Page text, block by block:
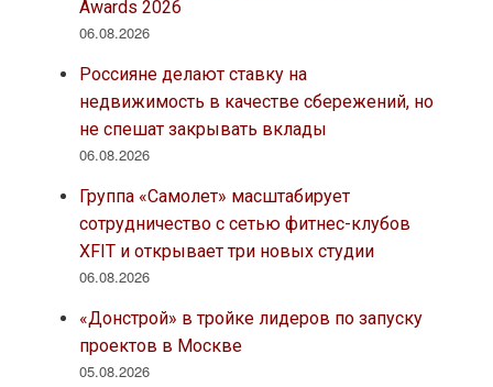
Awards 2026
06.08.2026
Россияне делают ставку на
недвижимость в качестве сбережений, но
не спешат закрывать вклады
06.08.2026
Группа «Самолет» масштабирует
сотрудничество с сетью фитнес-клубов
XFIT и открывает три новых студии
06.08.2026
«Донстрой» в тройке лидеров по запуску
проектов в Москве
05.08.2026